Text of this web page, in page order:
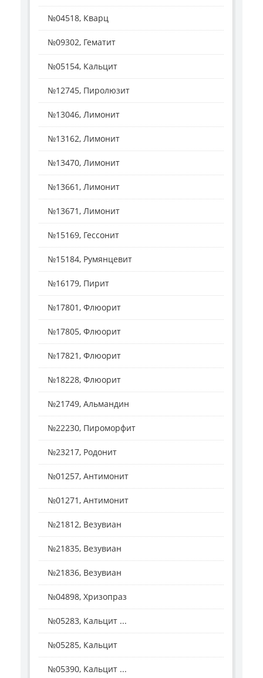
№04518, Кварц
№09302, Гематит
№05154, Кальцит
№12745, Пиролюзит
№13046, Лимонит
№13162, Лимонит
№13470, Лимонит
№13661, Лимонит
№13671, Лимонит
№15169, Гессонит
№15184, Румянцевит
№16179, Пирит
№17801, Флюорит
№17805, Флюорит
№17821, Флюорит
№18228, Флюорит
№21749, Альмандин
№22230, Пироморфит
№23217, Родонит
№01257, Антимонит
№01271, Антимонит
№21812, Везувиан
№21835, Везувиан
№21836, Везувиан
№04898, Хризопраз
№05283, Кальцит ...
№05285, Кальцит
№05390, Кальцит ...